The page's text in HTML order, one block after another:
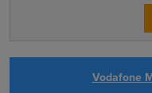
Vodafone